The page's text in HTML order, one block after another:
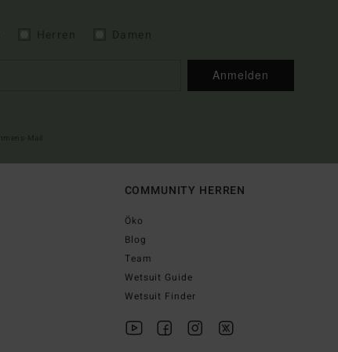
Anmelden
COMMUNITY HERREN
Öko
Blog
Team
Wetsuit Guide
Wetsuit Finder